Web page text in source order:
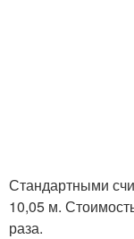
Стандартными
10,05 м.
раза.